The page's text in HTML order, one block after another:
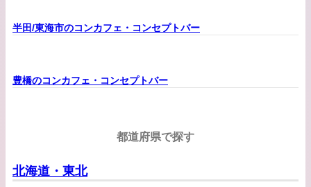
半田/東海市のコンカフェ・コンセプトバー
豊橋のコンカフェ・コンセプトバー
都道府県で探す
北海道・東北